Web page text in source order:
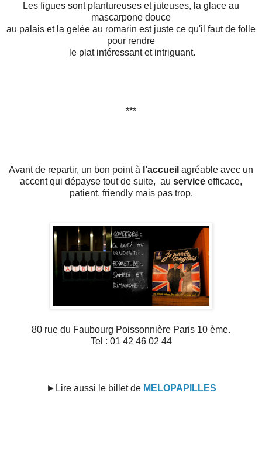
Les figues sont plantureuses et juteuses, la glace au
mascarpone douce
au palais et la gelée au romarin est juste ce qu'il faut de folle
pour rendre
le plat intéressant et intriguant.
***
Avant de repartir, un bon point à l’accueil agréable avec un
accent qui dépayse tout de suite, au service efficace,
patient, friendly mais pas trop.
80 rue du Faubourg Poissonnière Paris 10 ème.
Tel : 01 42 46 02 44
►Lire aussi le billet de MELOPAPILLES